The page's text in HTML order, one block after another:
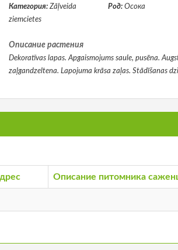
Категория: Zāļveida
ziemcietes
Род: Осока
Описание растения
Dekoratīvas lapas. Apgaismojums saule, pusēna.
zaļgandzeltena. Lapojuma krāsa zaļas. Stādīšanas
Описание питомника